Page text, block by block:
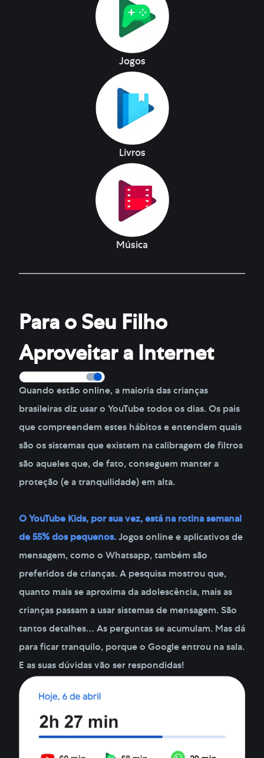
Jogos
Livros
Música
Para o Seu Filho
Aproveitar a Internet
Quando estão online, a maioria das crianças
brasileiras diz usar o YouTube todos os dias. Os pais
que compreendem estes hábitos e entendem quais
são os sistemas que existem na calibragem de filtros
são aqueles que, de fato, conseguem manter a
proteção (e a tranquilidade) em alta.
O YouTube Kids, por sua vez, está na rotina semanal
de 55% dos pequenos. Jogos online e aplicativos de
mensagem, como o Whatsapp, também são
preferidos de crianças. A pesquisa mostrou que,
quanto mais se aproxima da adolescência, mais as
crianças passam a usar sistemas de mensagem. São
tantos detalhes… As perguntas se acumulam. Mas dá
para ficar tranquilo, porque o Google entrou na sala.
E as suas dúvidas vão ser respondidas!